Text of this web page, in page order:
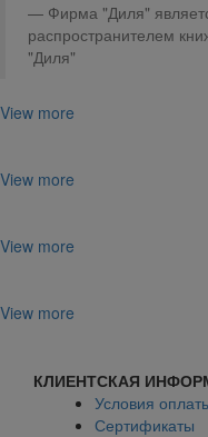
Фирма "Диля"
распространителем
"Диля"
View more
View more
View more
View more
КЛИЕНТСКАЯ
Условия
Сертификаты